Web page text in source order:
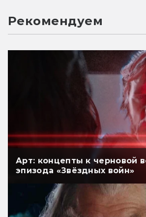
Рекомендуем
Арт: концепты к черновой
эпизода «Звёздных войн»